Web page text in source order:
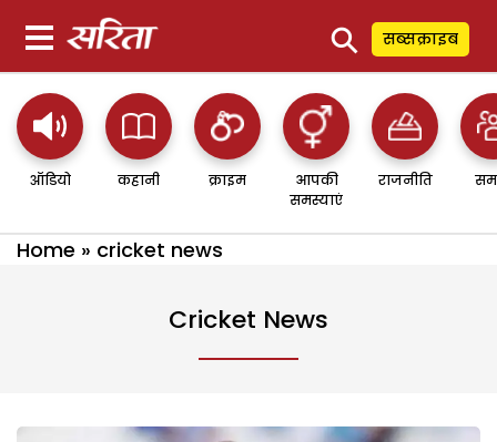
⚲ सब्सक्राइब
ऑडियो कहानी क्राइम
आपकी
समस्याएं
राजनीति
Home » cricket news
Cricket News